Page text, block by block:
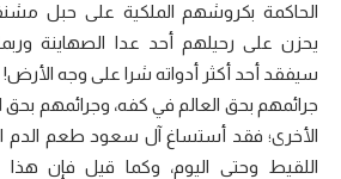
الحاكمة بكروشهم الملكية على حبل
يحزن على رحيلهم أحد عدا الصهاينة
سيفقد أحد أكثر أدواته شرا على وجه الأرض!
جرائمهم بحق العالم في كفه، وجرائمهم
الأخرى؛ فقد أستساغ آل سعود طعم الدم
اللقيط وحتى اليوم، وكما قيل فإن